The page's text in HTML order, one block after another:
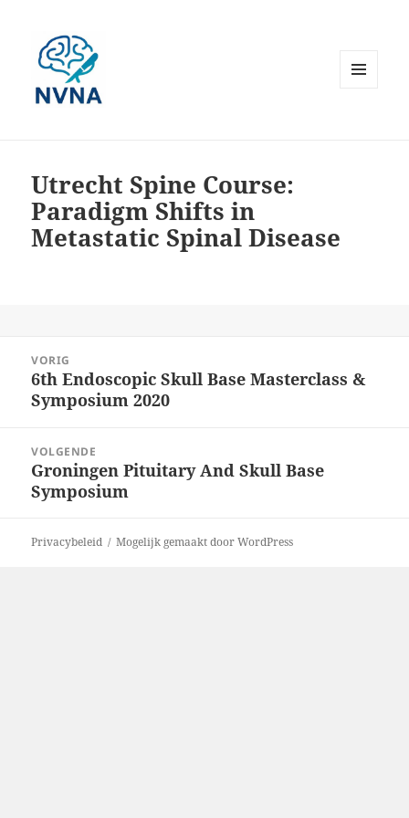
Utrecht Spine Course:
Paradigm Shifts in
Metastatic Spinal Disease
navigatie
VORIG
Vorig
bericht:
6th Endoscopic Skull Base Masterclass &
Symposium 2020
VOLGENDE
Volgend
bericht:
Groningen Pituitary And Skull Base
Symposium
Privacybeleid Mogelijk gemaakt door WordPress